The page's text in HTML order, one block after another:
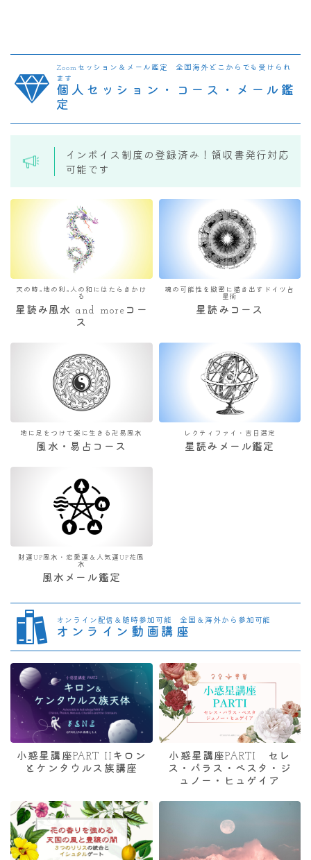
Zoomセッション＆メール鑑定 全国海外どこからでも受けられ
ます
個人セッション・コース・メール鑑
定
インボイス制度の登録済み！領収書発行対応
可能です
天の時×地の利×人の和にはたらきかけ
る
星読み風水 and moreコー
ス
魂の可能性を緻密に描き出すドイツ占
星術
星読みコース
地に足をつけて楽に生きる卍易風水
風水・易占コース
レクティファイ・吉日選定
星読みメール鑑定
財運UP風水・恋愛運＆人気運UP花風
水
風水メール鑑定
オンライン配信＆随時参加可能 全国＆海外から参加可能
オンライン動画講座
小惑星講座PART IIキロン
とケンタウルス族講座
小惑星講座PARTI セレ
ス・パラス・ベスタ・ジ
ュノー・ヒュゲイア